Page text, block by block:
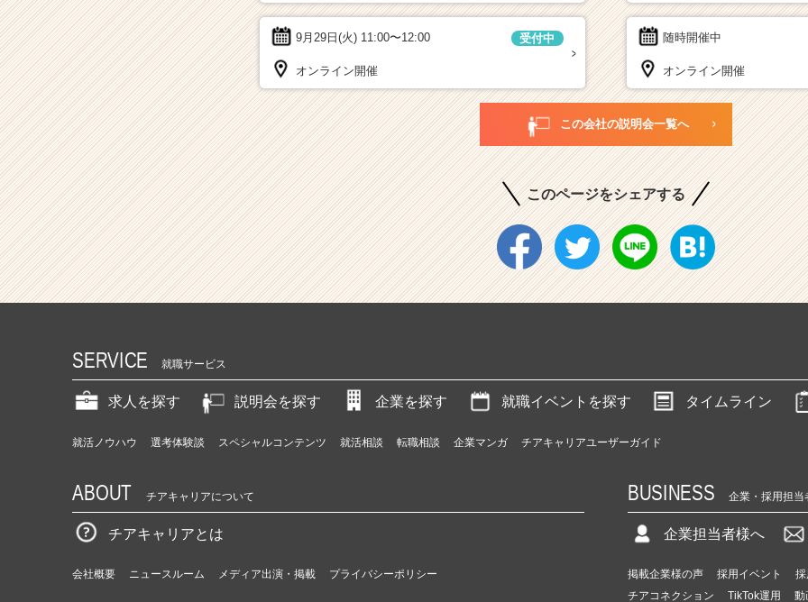
9月29日(火) 11:00〜12:00 受付中
オンライン開催
随時開催中
オンライン開催
この会社の説明会一覧へ
このページをシェアする
SERVICE 就職サービス
求人を探す 説明会を探す 企業を探す 就職イベントを探す タイムライン
就活ノウハウ 選考体験談 スペシャルコンテンツ 就活相談 転職相談 企業マンガ チアキャリアユーザーガイド
ABOUT チアキャリアについて
チアキャリアとは
会社概要 ニュースルーム メディア出演・掲載 プライバシーポリシー
BUSINESS 企業・採用担当
企業担当者様へ
掲載企業様の声 採用イベント
チアコネクション
TikTok運用 動